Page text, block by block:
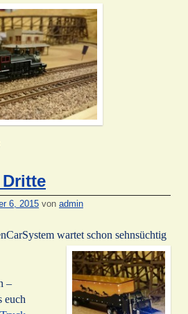
6, 2015 von admin
wartet schon sehnsüchtig
–
euch